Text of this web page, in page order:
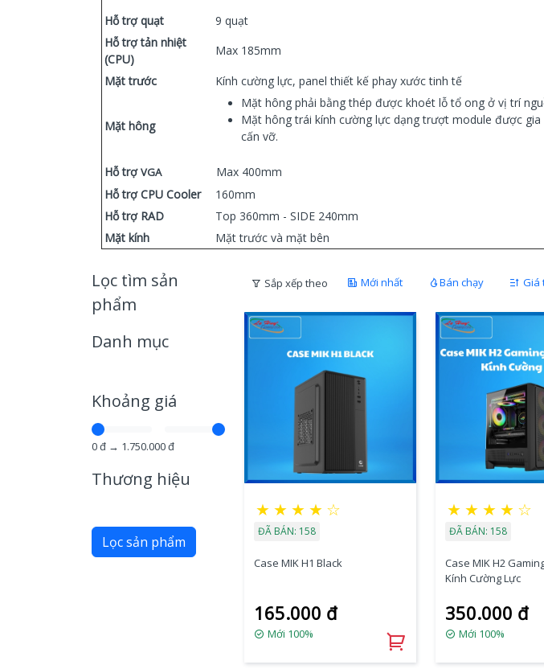
Hỗ trợ quạt
9 quạt
Hỗ trợ tản nhiệt
(CPU)
Max 185mm
Mặt trước
Kính cường lực, panel thiết kế phay xước tinh tế
Mặt hông
Mặt hông phải bằng thép được khoét lỗ tổ ong ở vị trí
Mặt hông trái kính cường lực dạng trượt module được gia
cấn vỡ.
Hỗ trợVGA
Max 400mm
Hỗ trợ CPU Cooler
160mm
Hỗ trợ RAD
Top 360mm - SIDE 240mm
Mặt kính
Mặt trước và mặt bên
Lọc tìm sản
phẩm
Danh mục
Khoảng giá
0đ → 1.750.000đ
Thương hiệu
Lọc sản phẩm
Sắp xếp theo Mới nhất Bán chạy Giá
★ ★ ★ ★ ☆
ĐÃ BÁN: 158
Case MIK H1 Black
165.000 đ
Mới 100%
★ ★ ★ ★ ☆
ĐÃ BÁN: 158
Case MIK H2
Kính Cường Lực
350.000 đ
Mới 100%